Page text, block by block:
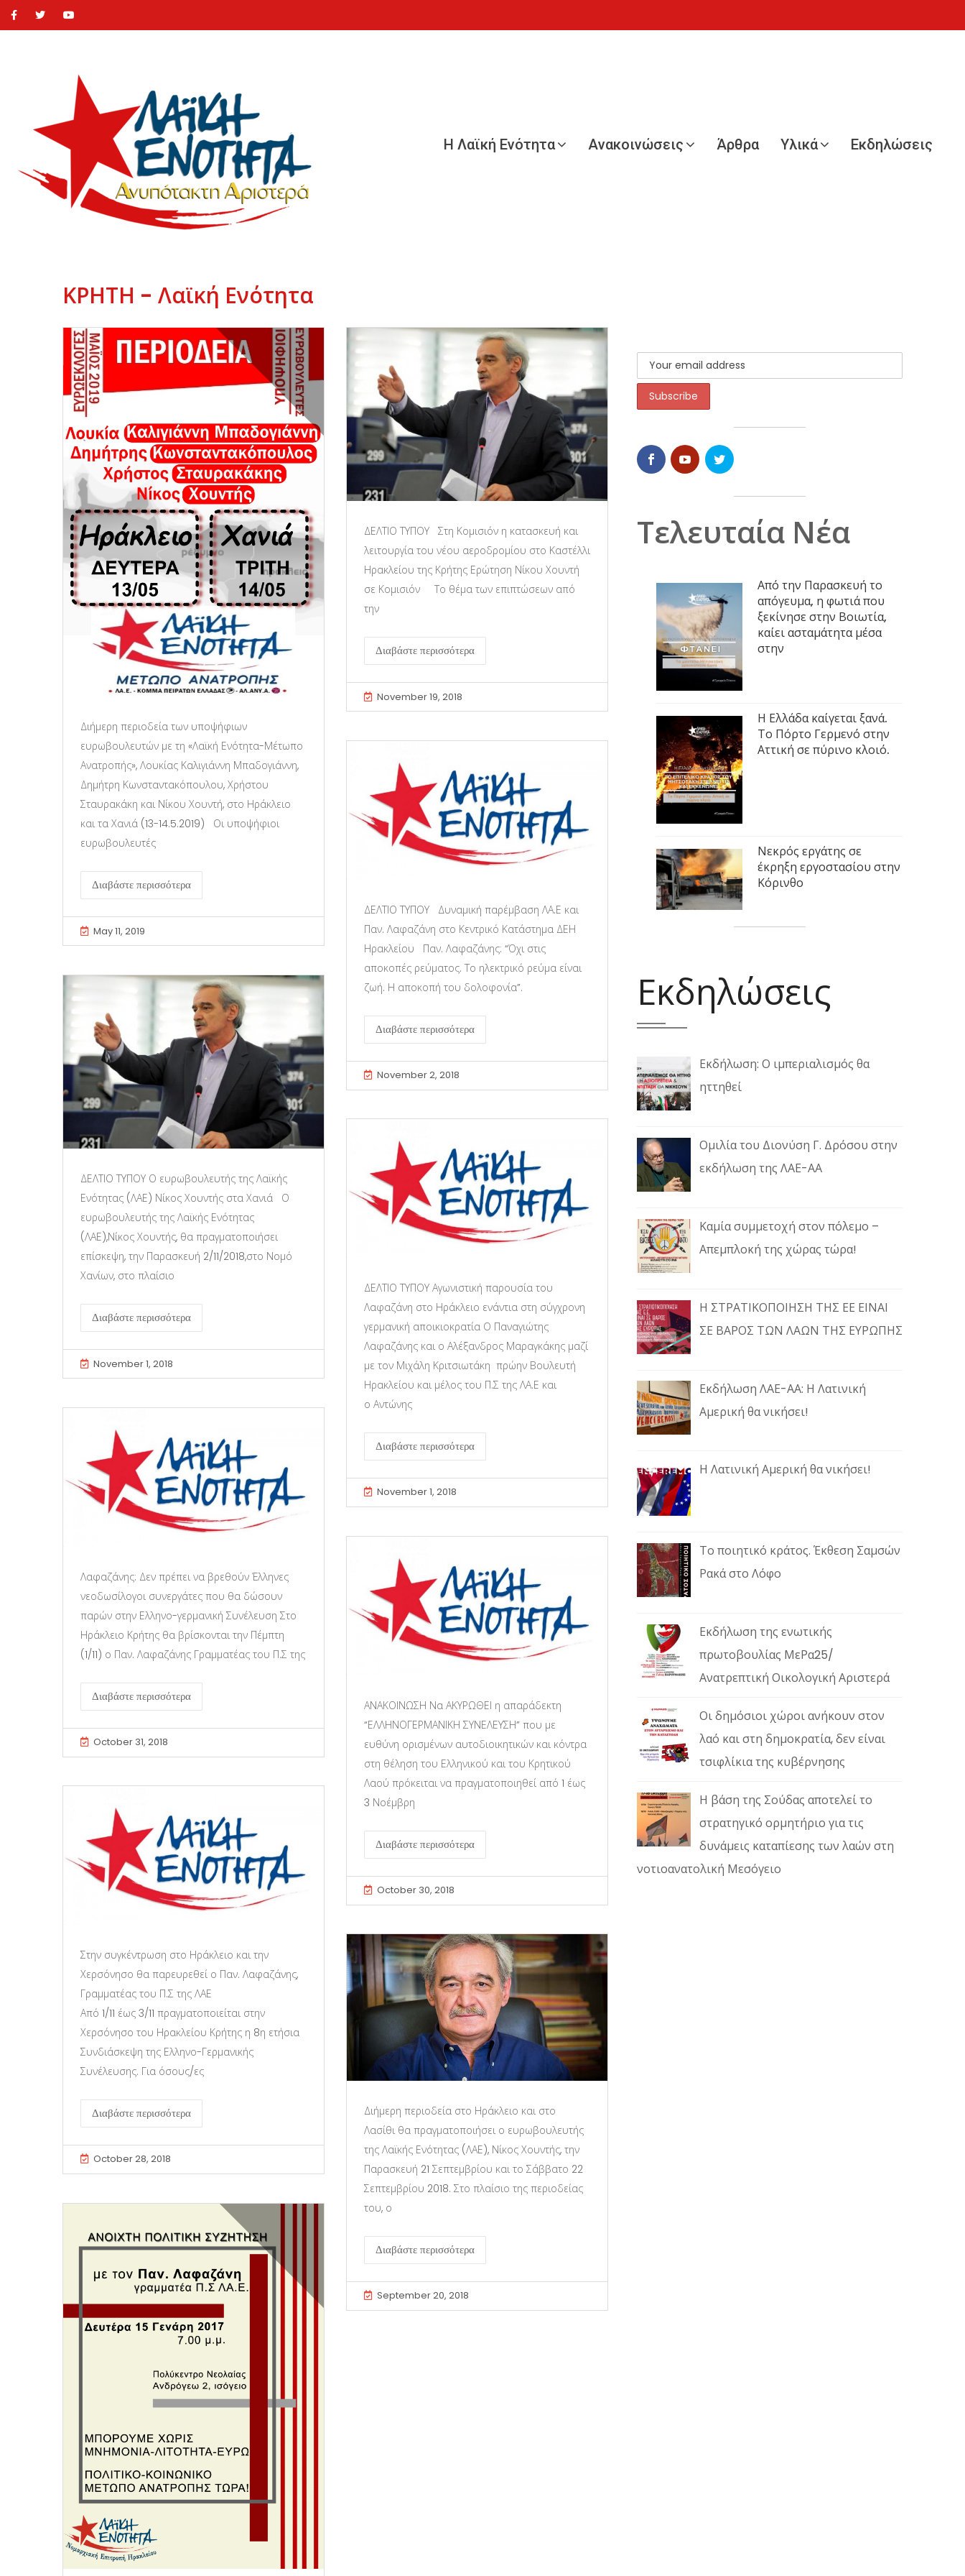
Η Λαϊκή Ενότητα Ανακοινώσεις Άρθρα Υλικά Εκδηλώσεις
ΚΡΗΤΗ - Λαϊκή Ενότητα
Διήμερη περιοδεία των υποψήφιων
ευρωβουλευτών με τη «Λαϊκή Ενότητα-Μέτωπο
Ανατροπής», Λουκίας Καλιγιάννη Μπαδογιάννη,
Δημήτρη Κωνσταντακόπουλου, Χρήστου
Σταυρακάκη και Νίκου Χουντή, στο Ηράκλειο
και τα Χανιά (13-14.5.2019) Οι υποψήφιοι
ευρωβουλευτές
Διαβάστε περισσότερα
May 11, 2019
ΔΕΛΤΙΟ ΤΥΠΟΥ Στη Κομισιόν η κατασκευή και
λειτουργία του νέου αεροδρομίου στο Καστέλλι
Ηρακλείου της Κρήτης Ερώτηση Νίκου Χουντή
σε Κομισιόν Το θέμα των επιπτώσεων από
την
Διαβάστε περισσότερα
November 19, 2018
ΔΕΛΤΙΟ ΤΥΠΟΥ Δυναμική παρέμβαση ΛΑ.Ε και
Παν. Λαφαζάνη στο Κεντρικό Κατάστημα ΔΕΗ
Ηρακλείου Παν. Λαφαζάνης: “Όχι στις
αποκοπές ρεύματος. Το ηλεκτρικό ρεύμα είναι
ζωή. Η αποκοπή του δολοφονία”.
Διαβάστε περισσότερα
November 2, 2018
ΔΕΛΤΙΟ ΤΥΠΟΥ Ο ευρωβουλευτής της Λαϊκής
Ενότητας (ΛΑΕ) Νίκος Χουντής στα Χανιά Ο
ευρωβουλευτής της Λαϊκής Ενότητας
(ΛΑΕ),Νίκος Χουντής, θα πραγματοποιήσει
επίσκεψη, την Παρασκευή 2/11/2018,στο Νομό
Χανίων, στο πλαίσιο
Διαβάστε περισσότερα
November 1, 2018
ΔΕΛΤΙΟ ΤΥΠΟΥ Αγωνιστική παρουσία του
Λαφαζάνη στο Ηράκλειο ενάντια στη σύγχρονη
γερμανική αποικιοκρατία Ο Παναγιώτης
Λαφαζάνης και ο Αλέξανδρος Μαραγκάκης μαζί
με τον Μιχάλη Κριτσιωτάκη πρώην Βουλευτή
Ηρακλείου και μέλος του Π.Σ της ΛΑ.Ε και
ο Αντώνης
Διαβάστε περισσότερα
November 1, 2018
Λαφαζάνης: Δεν πρέπει να βρεθούν Έλληνες
νεοδωσίλογοι συνεργάτες που θα δώσουν
παρών στην Ελληνο-γερμανική Συνέλευση Στο
Ηράκλειο Κρήτης θα βρίσκονται την Πέμπτη
(1/11) ο Παν. Λαφαζάνης Γραμματέας του Π.Σ της
Διαβάστε περισσότερα
October 31, 2018
ΑΝΑΚΟΙΝΩΣΗ Να ΑΚΥΡΩΘΕΙ η απαράδεκτη
“ΕΛΛΗΝΟΓΕΡΜΑΝΙΚΗ ΣΥΝΕΛΕΥΣΗ” που με
ευθύνη ορισμένων αυτοδιοικητικών και κόντρα
στη θέληση του Ελληνικού και του Κρητικού
Λαού πρόκειται να πραγματοποιηθεί από 1 έως
3 Νοέμβρη
Διαβάστε περισσότερα
October 30, 2018
Στην συγκέντρωση στο Ηράκλειο και την
Χερσόνησο θα παρευρεθεί ο Παν. Λαφαζάνης,
Γραμματέας του Π.Σ της ΛΑΕ
Από 1/11 έως 3/11 πραγματοποιείται στην
Χερσόνησο του Ηρακλείου Κρήτης η 8η ετήσια
Συνδιάσκεψη της Ελληνο-Γερμανικής
Συνέλευσης. Για όσους/ες
Διαβάστε περισσότερα
October 28, 2018
Διήμερη περιοδεία στο Ηράκλειο και στο
Λασίθι θα πραγματοποιήσει ο ευρωβουλευτής
της Λαϊκής Ενότητας (ΛΑΕ), Νίκος Χουντής, την
Παρασκευή 21 Σεπτεμβρίου και το Σάββατο 22
Σεπτεμβρίου 2018. Στο πλαίσιο της περιοδείας
του, ο
Διαβάστε περισσότερα
September 20, 2018
Τελευταία Νέα
Από την Παρασκευή το
απόγευμα, η φωτιά που
ξεκίνησε στην Βοιωτία,
καίει ασταμάτητα μέσα
στην
Η Ελλάδα καίγεται ξανά.
Το Πόρτο Γερμενό στην
Αττική σε πύρινο κλοιό.
Νεκρός εργάτης σε
έκρηξη εργοστασίου στην
Κόρινθο
Εκδηλώσεις
Εκδήλωση: Ο ιμπεριαλισμός θα
ηττηθεί
Ομιλία του Διονύση Γ. Δρόσου στην
εκδήλωση της ΛΑΕ-ΑΑ
Καμία συμμετοχή στον πόλεμο –
Απεμπλοκή της χώρας τώρα!
Η ΣΤΡΑΤΙΚΟΠΟΙΗΣΗ ΤΗΣ ΕΕ ΕΙΝΑΙ
ΣΕ ΒΑΡΟΣ ΤΩΝ ΛΑΩΝ ΤΗΣ ΕΥΡΩΠΗΣ
Εκδήλωση ΛΑΕ-ΑΑ: Η Λατινική
Αμερική θα νικήσει!
Η Λατινική Αμερική θα νικήσει!
Το ποιητικό κράτος. Έκθεση Σαμσών
Ρακά στο Λόφο
Εκδήλωση της ενωτικής
πρωτοβουλίας ΜεΡα25/
Ανατρεπτική Οικολογική Αριστερά
Οι δημόσιοι χώροι ανήκουν στον
λαό και στη δημοκρατία, δεν είναι
τσιφλίκια της κυβέρνησης
Η βάση της Σούδας αποτελεί το
στρατηγικό ορμητήριο για τις
δυνάμεις καταπίεσης των λαών στη
νοτιοανατολική Μεσόγειο